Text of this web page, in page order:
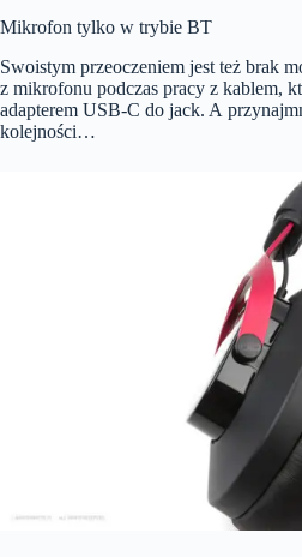
Mikrofon tylko w trybie BT
Swoistym przeoczeniem jest też brak
z mikrofonu podczas pracy z kablem,
adapterem USB-C do jack. A
kolejności…